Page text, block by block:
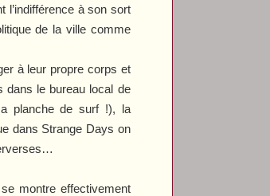
l’indifférence à son sort
de la ville comme
à leur propre corps et
dans le bureau local de
planche de surf !), la
dans Strange Days on
montre effectivement